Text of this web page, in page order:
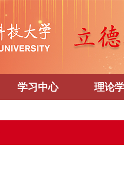
学习中心 理论